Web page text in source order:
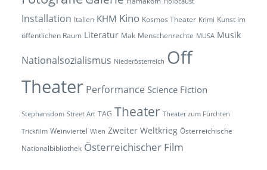
Installation Italien KHM Kino Kosmos Theater Krimi Kunst im
öffentlichen Raum Literatur Mak Menschenrechte MUSA Musik
Nationalsozialismus Niederösterreich Off
Theater Performance Science Fiction
Stephansdom Street Art TAG Theater Theater zum Fürchten
Trickfilm Weinviertel Wien Zweiter Weltkrieg Österreichische
Nationalbibliothek Österreichischer Film